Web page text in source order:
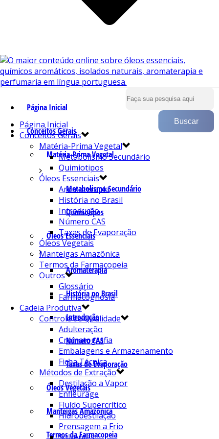
Página Inicial
Conceitos Gerais
Matéria-Prima Vegetal
Metabolismo Secundário
Quimiotipos
Óleos Essenciais
Aromaterapia
História no Brasil
Introdução
Número CAS
Taxas de Evaporação
Óleos Vegetais
Manteigas Amazônica
Termos da Farmacopeia
Página Inicial
Conceitos Gerais
Matéria-Prima Vegetal
Metabolismo Secundário
Quimiotipos
Óleos Essenciais
Aromaterapia
História no Brasil
Introdução
Número CAS
Taxas de Evaporação
Óleos Vegetais
Manteigas Amazônica
Termos da Farmacopeia
Outros
Glossário
Farmacognosia
Cadeia Produtiva
Controle de Qualidade
Adulteração
Cromatografia
Embalagens e Armazenamento
Ficha Técnica
Métodos de Extração
Destilação a Vapor
Enfleurage
Fluído Supercrítico
Hidrodestilação
Prensagem a Frio